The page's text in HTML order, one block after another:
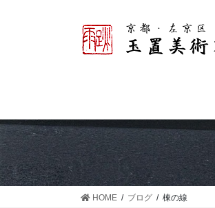
動
に
動
HOME ブログ 棟の線